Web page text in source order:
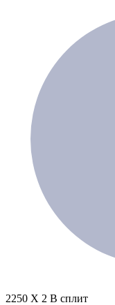
2250 X 2 В сплит